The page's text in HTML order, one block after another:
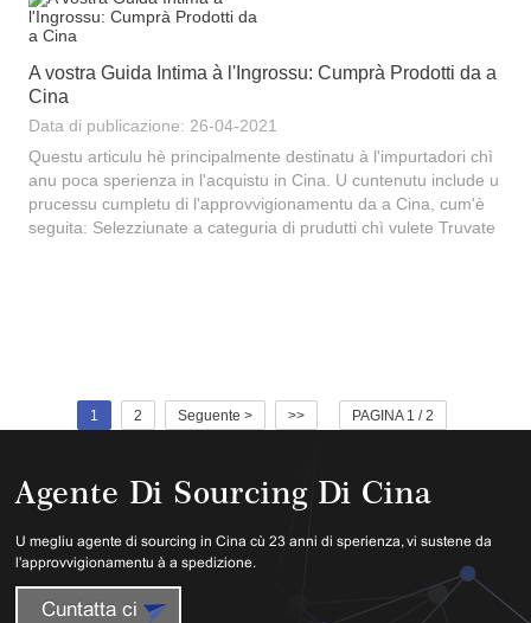
A vostra Guida Intima à l'Ingrossu: Cumprà Prodotti da a
Cina
Data di publicazione: 26-04-2021
Questu articulu hè principalmente destinatu à l'impurtadori chì
anu poca sperienza in l'acquistu in Cina. U cuntenutu include u
prucessu cumpletu di l'approvvigionamentu da a Cina, cum'è
seguita: Selezziunate a categuria di prudutti chì vulete Truvate
1 2 Seguente > >> PAGINA 1 / 2
Agente Di Sourcing Di Cina
U megliu agente di sourcing in Cina cù 23 anni di sperienza, vi sustene da
l'approvvigionamentu à a spedizione.
Cuntatta ci